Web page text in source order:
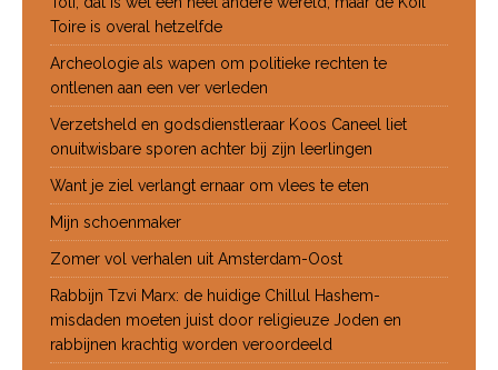
Toire is overal hetzelfde
Archeologie als wapen om politieke rechten te
ontlenen aan een ver verleden
Verzetsheld en godsdienstleraar Koos Caneel liet
onuitwisbare sporen achter bij zijn leerlingen
Want je ziel verlangt ernaar om vlees te eten
Mijn schoenmaker
Zomer vol verhalen uit Amsterdam-Oost
Rabbijn Tzvi Marx: de huidige Chillul Hashem-
misdaden moeten juist door religieuze Joden en
rabbijnen krachtig worden veroordeeld